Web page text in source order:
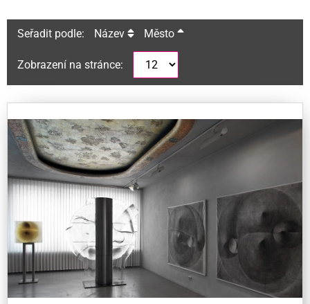
Seřadit podle: Název Město
Zobrazení na stránce: